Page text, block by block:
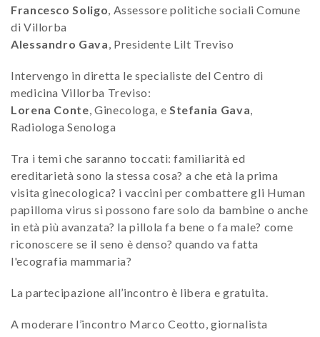
Francesco Soligo, Assessore politiche sociali Comune
di Villorba
Alessandro Gava, Presidente Lilt Treviso
Intervengo in diretta le specialiste del Centro di
medicina Villorba Treviso:
Lorena Conte, Ginecologa, e Stefania Gava,
Radiologa Senologa
Tra i temi che saranno toccati: familiarità ed
ereditarietà sono la stessa cosa? a che età la prima
visita ginecologica? i vaccini per combattere gli Human
papilloma virus si possono fare solo da bambine o anche
in età più avanzata? la pillola fa bene o fa male? come
riconoscere se il seno è denso? quando va fatta
l'ecografia mammaria?
La partecipazione all’incontro è libera e gratuita.
A moderare l’incontro Marco Ceotto, giornalista